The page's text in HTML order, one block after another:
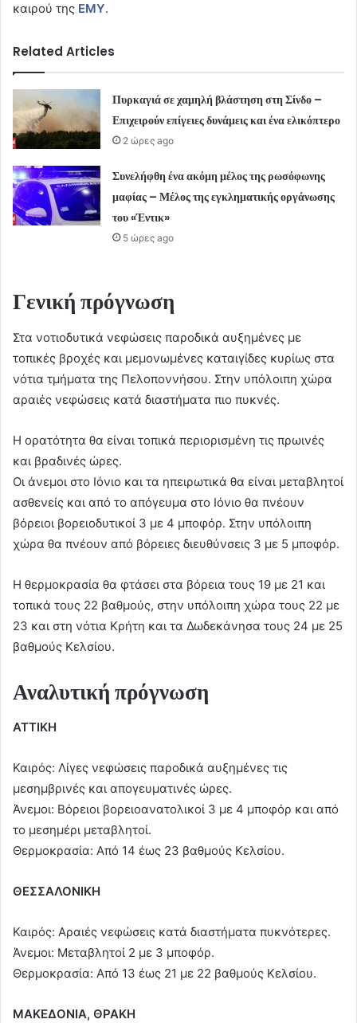
καιρού της ΕΜΥ.
Related Articles
Πυρκαγιά σε χαμηλή βλάστηση στη Σίνδο –
Επιχειρούν επίγειες δυνάμεις και ένα ελικόπτερο
2 ώρες ago
Συνελήφθη ένα ακόμη μέλος της ρωσόφωνης
μαφίας – Μέλος της εγκληματικής οργάνωσης
του «Έντικ»
5 ώρες ago
Γενική πρόγνωση
Στα νοτιοδυτικά νεφώσεις παροδικά αυξημένες με
τοπικές βροχές και μεμονωμένες καταιγίδες κυρίως στα
νότια τμήματα της Πελοποννήσου. Στην υπόλοιπη χώρα
αραιές νεφώσεις κατά διαστήματα πιο πυκνές.
Η ορατότητα θα είναι τοπικά περιορισμένη τις πρωινές
και βραδινές ώρες.
Οι άνεμοι στο Ιόνιο και τα ηπειρωτικά θα είναι μεταβλητοί
ασθενείς και από το απόγευμα στο Ιόνιο θα πνέουν
βόρειοι βορειοδυτικοί 3 με 4 μποφόρ. Στην υπόλοιπη
χώρα θα πνέουν από βόρειες διευθύνσεις 3 με 5 μποφόρ.
Η θερμοκρασία θα φτάσει στα βόρεια τους 19 με 21 και
τοπικά τους 22 βαθμούς, στην υπόλοιπη χώρα τους 22 με
23 και στη νότια Κρήτη και τα Δωδεκάνησα τους 24 με 25
βαθμούς Κελσίου.
Αναλυτική πρόγνωση
ΑΤΤΙΚΗ
Καιρός: Λίγες νεφώσεις παροδικά αυξημένες τις
μεσημβρινές και απογευματινές ώρες.
Άνεμοι: Βόρειοι βορειοανατολικοί 3 με 4 μποφόρ και από
το μεσημέρι μεταβλητοί.
Θερμοκρασία: Από 14 έως 23 βαθμούς Κελσίου.
ΘΕΣΣΑΛΟΝΙΚΗ
Καιρός: Αραιές νεφώσεις κατά διαστήματα πυκνότερες.
Άνεμοι: Μεταβλητοί 2 με 3 μποφόρ.
Θερμοκρασία: Από 13 έως 21 με 22 βαθμούς Κελσίου.
ΜΑΚΕΔΟΝΙΑ, ΘΡΑΚΗ